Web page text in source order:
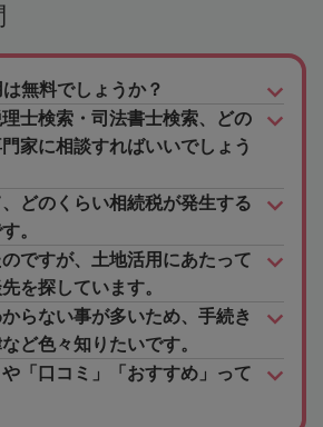
無料でしょうか？
士検索・司法書士検索、どの
家に相談すればいいでしょう
どのくらい相続税が発生する
。
ですが、土地活用にあたって
を探しています。
らない事が多いため、手続き
ど色々知りたいです。
や「口コミ」「おすすめ」って